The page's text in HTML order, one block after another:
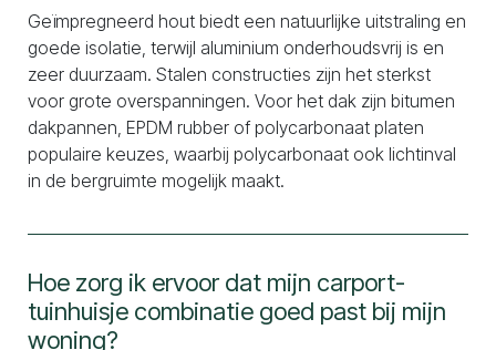
Geïmpregneerd hout biedt een natuurlijke uitstraling en
goede isolatie, terwijl aluminium onderhoudsvrij is en
zeer duurzaam. Stalen constructies zijn het sterkst
voor grote overspanningen. Voor het dak zijn bitumen
dakpannen, EPDM rubber of polycarbonaat platen
populaire keuzes, waarbij polycarbonaat ook lichtinval
in de bergruimte mogelijk maakt.
Hoe zorg ik ervoor dat mijn carport-
tuinhuisje combinatie goed past bij mijn
woning?